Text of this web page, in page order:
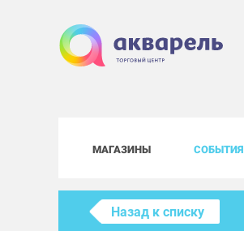
МАГАЗИНЫ СОБЫТИЯ
Назад к списку